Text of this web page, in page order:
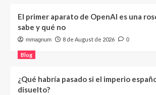
El primer aparato de OpenAI es una
sabe y qué no
mmagnum 8 de August de 2026 0
Blog
¿Qué habría pasado si el imperio
disuelto?